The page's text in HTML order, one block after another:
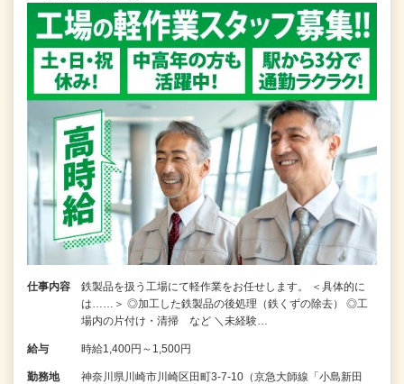
仕事内容
鉄製品を扱う工場にて軽作業をお任せします。 ＜具体的に
は……＞ ◎加工した鉄製品の後処理（鉄くずの除去） ◎工
場内の片付け・清掃 など ＼未経験…
給与 時給1,400円～1,500円
勤務地
神奈川県川崎市川崎区田町3-7-10（京急大師線「小島新田